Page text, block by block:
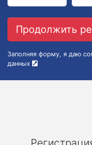
Заполняя форму, я даю
данных